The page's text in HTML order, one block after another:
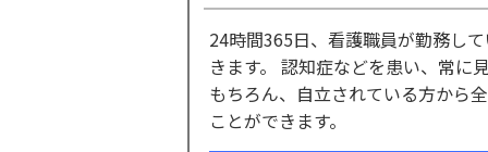
24時間365日、看護職員が勤務し
きます。 認知症などを患い、常に
もちろん、自立されている方から
ことができます。